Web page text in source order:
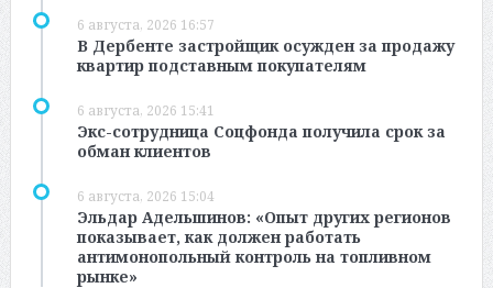
6 августа, 2026 16:57
В Дербенте застройщик осужден за продажу
квартир подставным покупателям
6 августа, 2026 15:41
Экс-сотрудница Соцфонда получила срок за
обман клиентов
6 августа, 2026 15:04
Эльдар Адельшинов: «Опыт других регионов
показывает, как должен работать
антимонопольный контроль на топливном
рынке»